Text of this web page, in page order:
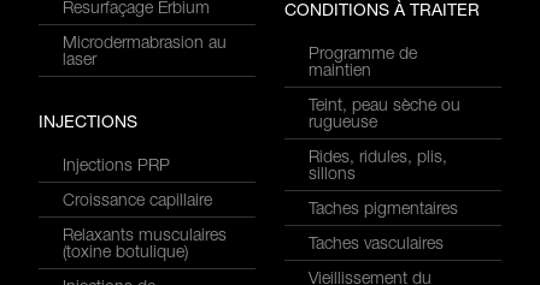
Resurfaçage Erbium
Microdermabrasion au
laser
INJECTIONS
Injections PRP
Croissance capillaire
Relaxants musculaires
(toxine botulique)
CONDITIONS À TRAITER
Programme de
maintien
Teint, peau sèche ou
rugueuse
Rides, ridules, plis,
sillons
Taches pigmentaires
Taches vasculaires
Vieillissement du